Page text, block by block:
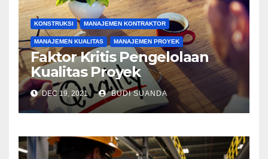
KONSTRUKSI MANAJEMEN KONTRAKTOR
MANAJEMEN KUALITAS MANAJEMEN PROYEK
Faktor Kritis Pengelolaan
Kualitas Proyek
DEC 19, 2021 BUDI SUANDA